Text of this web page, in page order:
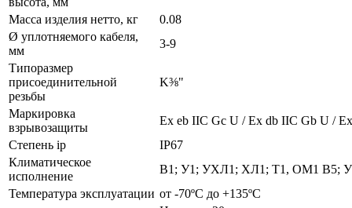
Масса изделия нетто, кг
0.08
Ø уплотняемого кабеля,
мм
3-9
Типоразмер
присоединительной
резьбы
K⅜"
Маркировка
взрывозащиты
Ех eb IIC Gc U / Ex db IIC Gb U /
Степень ip
IP67
Климатическое
исполнение
В1; У1; УХЛ1; ХЛ1; Т1, ОМ1 В5;
Температура эксплуатации от -70ºС до +135ºС